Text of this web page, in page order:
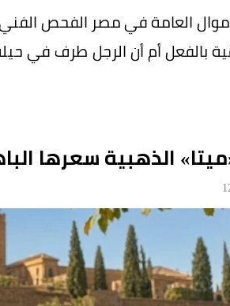
العامة في مصر الفحص
بالفعل أم أن الرجل طرف في